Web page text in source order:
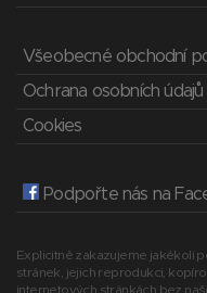
Všeobecné obchodní
Ochrana osobních údajů
Cookies
Podpořte nás na
Explicitně zakazujeme jakékoli
stránek, jejich reprodukci,
internetových stránkách bez